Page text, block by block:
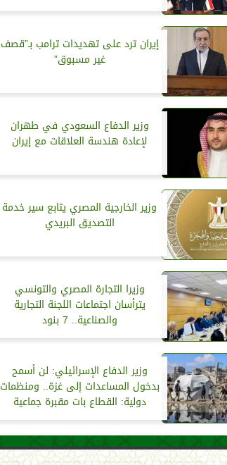
إيران ترد على تهديدات ترامب بـ”قصف
غير مسبوق”
وزير الدفاع السعودي في طهران
لإعادة هندسة العلاقات مع إيران
وزير الخارجية المصري يتابع سير خدمة
التصديق البريدي
وزيرا التجارة المصري والتونسي
يترأسان اجتماعات اللجنة التجارية
والصناعية.. 7 بنود
وزير الدفاع الإسرائيلي: لن أسمح
بدخول المساعدات إلى غزة.. ومنظمات
دولية: القطاع بات مقبرة جماعية